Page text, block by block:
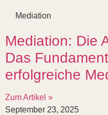
Mediation
Mediation: Die
Das
erfolgreiche
Zum Artikel »
September 23, 2025